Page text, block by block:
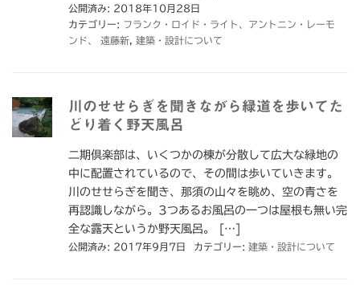
公開済み: 2018年10月28日
カテゴリー: フランク・ロイド・ライト、アントニン・レーモ
ンド、 遠藤新
建築・設計について
川のせせらぎを聞きながら緑道を歩いてた
どり着く野天風呂
二期倶楽部は、いくつかの棟が分散して広大な緑地の
中に配置されているので、その間は歩いていきます。
川のせせらぎを聞き、那須の山々を眺め、空の青さを
再認識しながら。3つあるお風呂の一つは屋根も無い完
全な露天というか野天風呂。 […]
公開済み: 2017年9月7日 カテゴリー: 建築・設計について